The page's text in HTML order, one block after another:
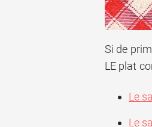
Si de
LE plat
Le
Le